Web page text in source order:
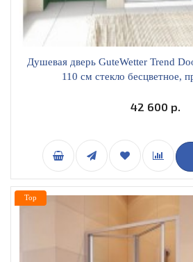
Душевая дверь GuteWetter Trend
110 см стекло бесцветное,
42 600 р.
Top